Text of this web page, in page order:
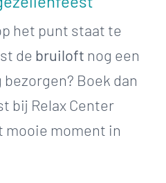
het punt staat te
de bruiloft nog een
Boek dan
bij Relax Center
mooie moment in